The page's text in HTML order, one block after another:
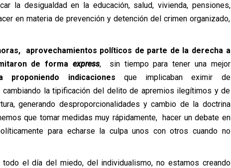
la desigualdad en la educación, salud, vivienda, pensiones,
en materia de prevención y detención del crimen organizado,
aprovechamientos políticos de parte de la derecha a
de forma express, sin tiempo para tener una mejor
proponiendo indicaciones que implicaban eximir de
la tipificación del delito de apremios ilegítimos y de
generando desproporcionalidades y cambio de la doctrina
que tomar medidas muy rápidamente, hacer un debate en
para echarse la culpa unos con otros cuando no
todo el día del miedo, del individualismo, no estamos creando